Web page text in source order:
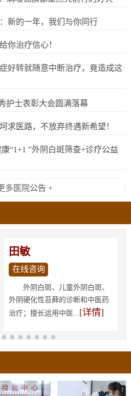
新的一年，我们与你同行
你治疗信心！
好转就随意中断治疗，竟造成这
护士表彰大会圆满落幕
求医路，不放弃终遇新希望！
“1+1 ”外阴白斑筛查+诊疗公益
多医院公告 +
田敏
在线咨询
外阴白斑、儿童外阴白斑、
外阴硬化性苔藓的诊断和中医药
治疗；擅长运用中医...[详情]